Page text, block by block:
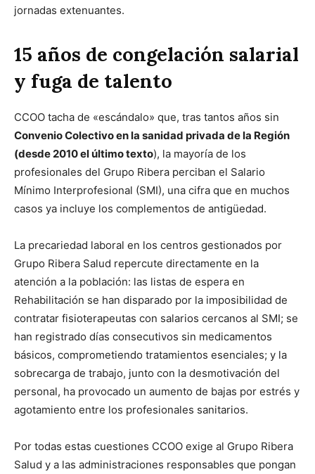
jornadas extenuantes.
15 años de congelación salarial
y fuga de talento
CCOO tacha de «escándalo» que, tras tantos años sin
Convenio Colectivo en la sanidad privada de la Región
(desde 2010 el último texto), la mayoría de los
profesionales del Grupo Ribera perciban el Salario
Mínimo Interprofesional (SMI), una cifra que en muchos
casos ya incluye los complementos de antigüedad.
La precariedad laboral en los centros gestionados por
Grupo Ribera Salud repercute directamente en la
atención a la población: las listas de espera en
Rehabilitación se han disparado por la imposibilidad de
contratar fisioterapeutas con salarios cercanos al SMI; se
han registrado días consecutivos sin medicamentos
básicos, comprometiendo tratamientos esenciales; y la
sobrecarga de trabajo, junto con la desmotivación del
personal, ha provocado un aumento de bajas por estrés y
agotamiento entre los profesionales sanitarios.
Por todas estas cuestiones CCOO exige al Grupo Ribera
Salud y a las administraciones responsables que pongan